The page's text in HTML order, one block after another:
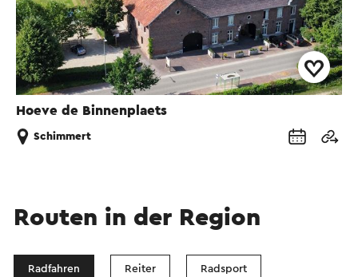
Hoeve de Binnenplaets
Schimmert
Routen in der Region
Radfahren Reiter Radsport